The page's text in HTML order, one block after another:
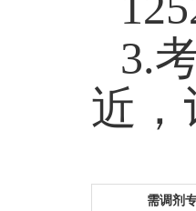
3.
近，
需调剂